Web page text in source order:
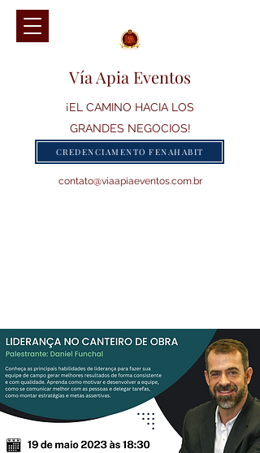
Vía Apia Eventos
¡EL CAMINO HACIA LOS
GRANDES NEGOCIOS!
contato@viaapiaeventos.com.br
CREDENCIAMENTO FENAHABIT